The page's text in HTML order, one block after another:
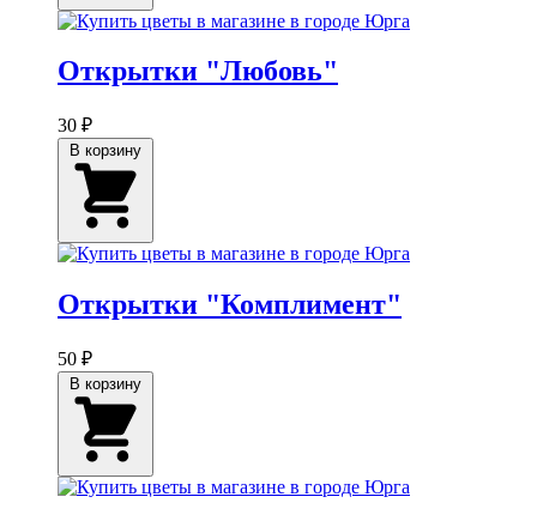
Открытки "Любовь"
30 ₽
Открытки "Комплимент"
50 ₽